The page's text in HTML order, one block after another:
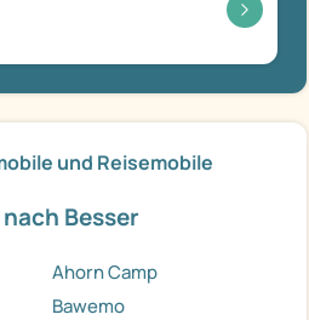
und Reisemobile
Besser
Ahorn Camp
Bawemo